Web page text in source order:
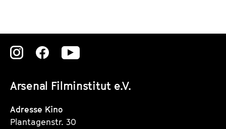
Arsenal Filminstitut e.V.
Zu
Instagram
Seite
Zu
Instagram
Seite
Zu
Instagram
Adresse Kino
Plantagenstr. 30